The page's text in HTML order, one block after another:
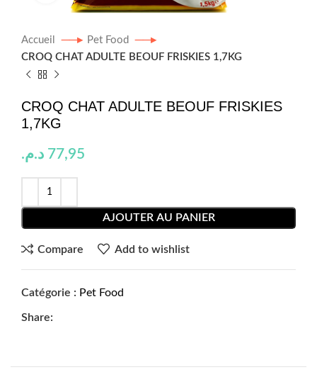
Accueil
Pet Food
CROQ CHAT ADULTE BEOUF FRISKIES 1,7KG
CROQ CHAT ADULTE BEOUF FRISKIES
1,7KG
77,95 د.م.
AJOUTER AU PANIER
Compare Add to wishlist
Catégorie : Pet Food
Share: